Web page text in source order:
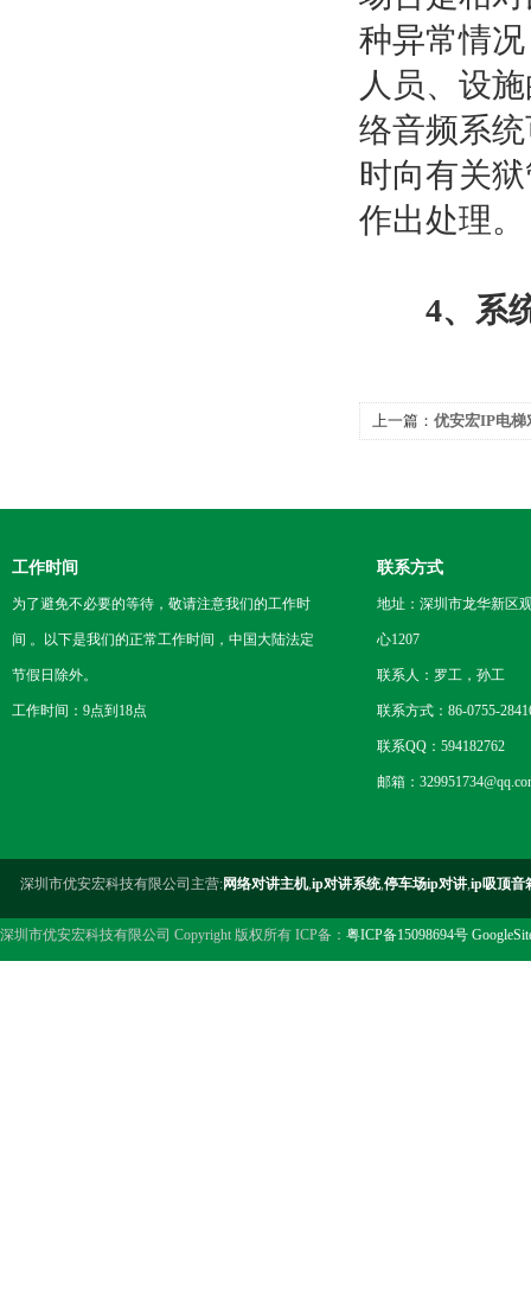
种异常情
人员、设
络音频系
时向有关
作出处理。
4、系
上一篇： 优安宏IP电梯
工作时间
为了避免不必要的等待，敬请注意我们的工作时
间 。以下是我们的正常工作时间，中国大陆法定
节假日除外。
工作时间：9点到18点
联系方式
地址：深圳市龙华新区
心1207
联系人：罗工，孙工
联系方式：86-0755-
联系QQ：594182762
邮箱：
深圳市优安宏科技有限公司主营:网络对讲主机,ip对讲系统,停车场ip对讲,ip吸顶音
深圳市优安宏科技有限公司 Copyright 版权所有 ICP备： 粤ICP备15098694号